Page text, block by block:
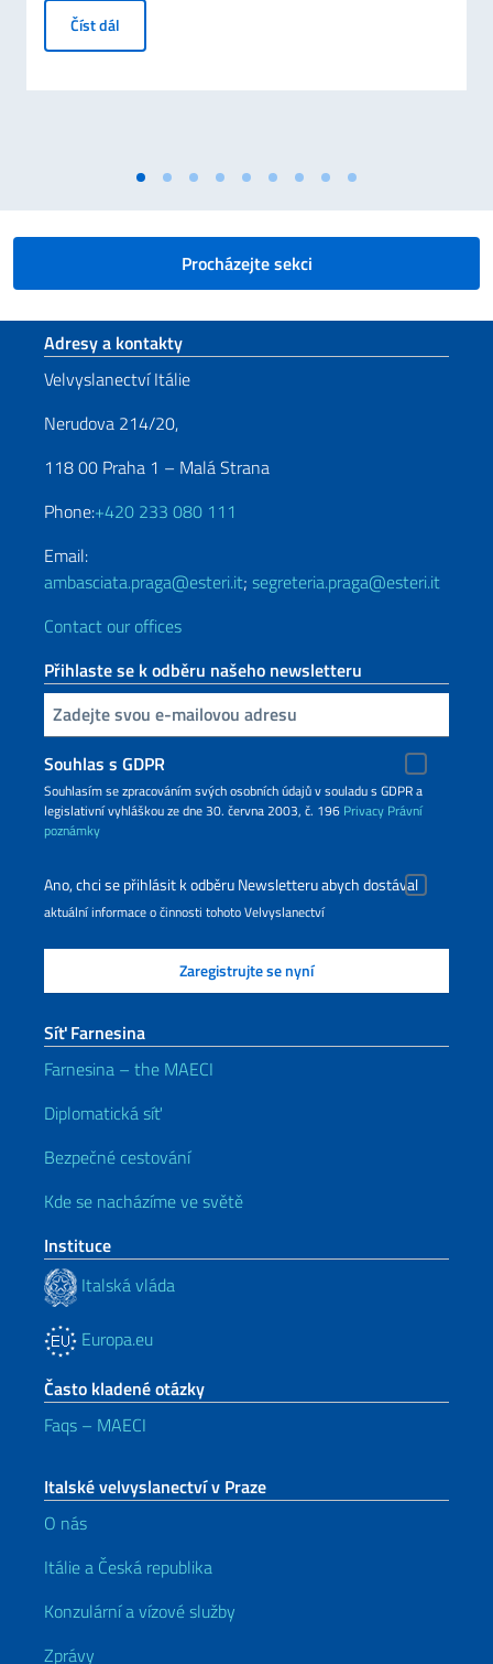
Číst dál
Procházejte sekci
Sekce zápatí
Adresy a kontakty
Velvyslanectví Itálie
Nerudova 214/20,
118 00 Praha 1 – Malá Strana
Phone:+420 233 080 111
Email:
ambasciata.praga@esteri.it; segreteria.praga@esteri.it
Contact our offices
Přihlaste se k odběru našeho newsletteru
Inserisci la tua email
Souhlas s GDPR
Souhlasím se zpracováním svých osobních údajů v souladu s GDPR a
legislativní vyhláškou ze dne 30. června 2003, č. 196 Privacy Právní
poznámky
Ano, chci se přihlásit k odběru Newsletteru abych dostával
aktuální informace o činnosti tohoto Velvyslanectví
Síť Farnesina
Farnesina – the MAECI
Diplomatická síť
Bezpečné cestování
Kde se nacházíme ve světě
Instituce
Italská vláda
Europa.eu
Často kladené otázky
Faqs – MAECI
Italské velvyslanectví v Praze
O nás
Itálie a Česká republika
Konzulární a vízové služby
Zprávy